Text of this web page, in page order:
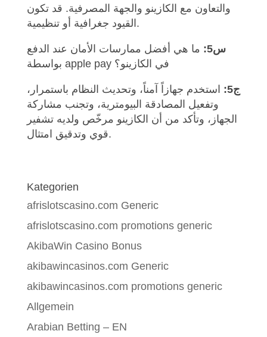
والتعاون مع الكازينو والجهة المصرفية. قد تكون
القيود جغرافية أو تنظيمية.
س5:
ما هي أفضل ممارسات الأمان عند الدفع
بواسطة apple pay في الكازينو؟
ج5:
استخدم جهازاً آمناً، وتحديث النظام باستمرار،
وتفعيل المصادقة البيومترية، وتجنب مشاركة
الجهاز، وتأكد من أن الكازينو مرخّص ولديه تشفير
قوي وتدقيق امتثال.
Kategorien
afrislotscasino.com Generic
afrislotscasino.com promotions generic
AkibaWin Casino Bonus
akibawincasinos.com Generic
akibawincasinos.com promotions generic
Allgemein
Arabian Betting – EN